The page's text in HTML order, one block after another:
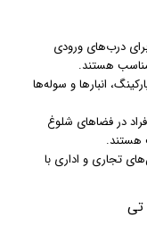
درب‌های ورودی
هستند.
انبارها و سوله‌ها
در فضاهای شلوغ
هستند.
تجاری و اداری با
تی